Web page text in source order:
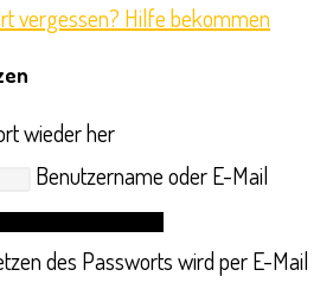
vergessen? Hilfe bekommen
wieder her
Benutzername oder E-Mail
des Passworts wird per E-Mail